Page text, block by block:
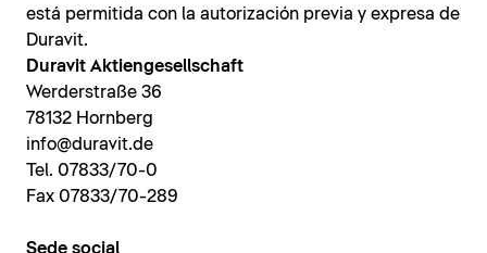
está permitida con la autorización previa y expresa de
Duravit.
Duravit Aktiengesellschaft
Werderstraße 36
78132 Hornberg
info@duravit.de
Tel. 07833/70-0
Fax 07833/70-289
Sede social